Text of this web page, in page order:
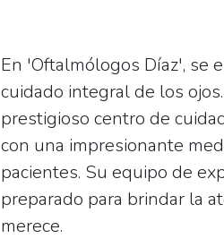
En 'Oftalmólogos Díaz', se
cuidado integral de los
prestigioso centro de
con una impresionante
pacientes. Su equipo de
preparado para brindar la
merece.